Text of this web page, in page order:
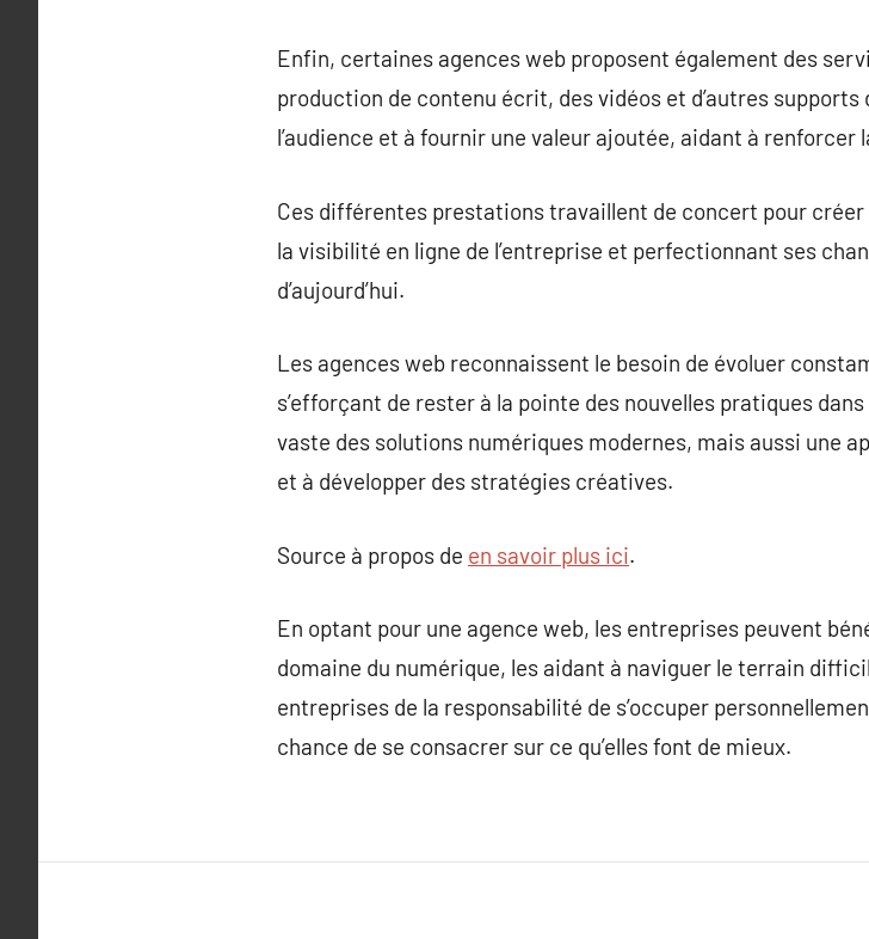
Enfin, certaines agences web proposent également des
production de contenu écrit, des vidéos et d’autres
l’audience et à fournir une valeur ajoutée, aidant à renforcer
Ces différentes prestations travaillent de concert pour
la visibilité en ligne de l’entreprise et perfectionnant ses
d’aujourd’hui.
Les agences web reconnaissent le besoin de évoluer
s’efforçant de rester à la pointe des nouvelles pratiques
vaste des solutions numériques modernes, mais aussi une
et à développer des stratégies créatives.
Source à propos de en savoir plus ici.
En optant pour une agence web, les entreprises peuvent
domaine du numérique, les aidant à naviguer le terrain
entreprises de la responsabilité de s’occuper
chance de se consacrer sur ce qu’elles font de mieux.